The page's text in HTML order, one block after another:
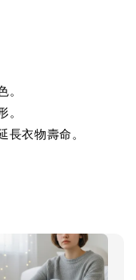
衣物壽命。